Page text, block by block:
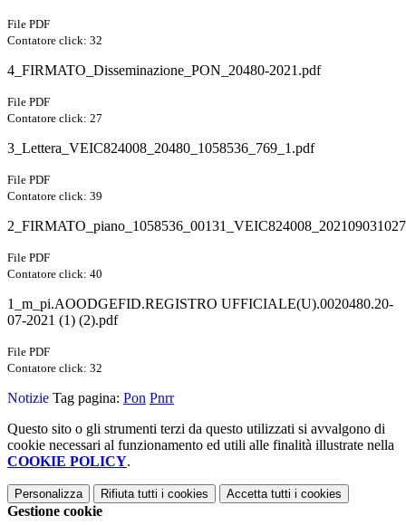
File PDF
Contatore click: 32
4_FIRMATO_Disseminazione_PON_20480-2021.pdf
File PDF
Contatore click: 27
3_Lettera_VEIC824008_20480_1058536_769_1.pdf
File PDF
Contatore click: 39
File PDF
Contatore click: 40
1_m_pi.AOODGEFID.REGISTRO UFFICIALE(U).0020480.20-
07-2021 (1) (2).pdf
File PDF
Contatore click: 32
Notizie Tag pagina: Pon Pnrr
Questo sito o gli strumenti terzi da questo utilizzati si avvalgono di
cookie necessari al funzionamento ed utili alle finalità illustrate nella
COOKIE POLICY.
Personalizza Rifiuta tutti i cookies Accetta tutti i cookies
Gestione cookie